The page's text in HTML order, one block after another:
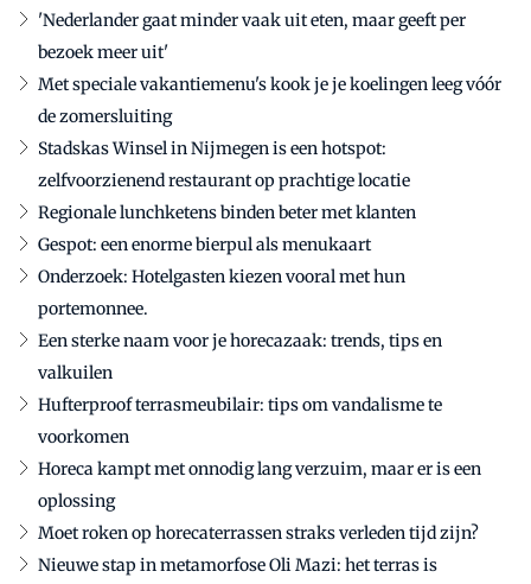
'Nederlander gaat minder vaak uit eten, maar geeft per
bezoek meer uit'
Met speciale vakantiemenu's kook je je koelingen leeg vóór
de zomersluiting
Stadskas Winsel in Nijmegen is een hotspot:
zelfvoorzienend restaurant op prachtige locatie
Regionale lunchketens binden beter met klanten
Gespot: een enorme bierpul als menukaart
Onderzoek: Hotelgasten kiezen vooral met hun
portemonnee.
Een sterke naam voor je horecazaak: trends, tips en
valkuilen
Hufterproof terrasmeubilair: tips om vandalisme te
voorkomen
Horeca kampt met onnodig lang verzuim, maar er is een
oplossing
Moet roken op horecaterrassen straks verleden tijd zijn?
Nieuwe stap in metamorfose Oli Mazi: het terras is